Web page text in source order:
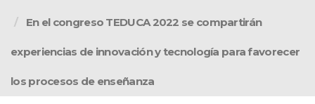
En el congreso TEDUCA 2022 se compartirán
experiencias de innovación y tecnología para favorecer
los procesos de enseñanza